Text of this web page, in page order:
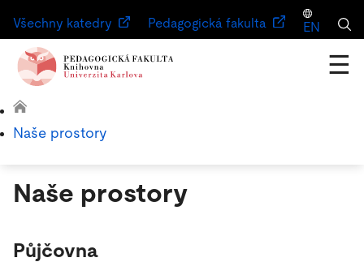
Všechny katedry Pedagogická fakulta EN
☰
Naše prostory
Naše prostory
Půjčovna